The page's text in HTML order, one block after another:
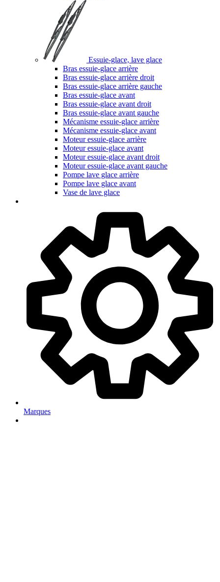
Essuie-glace, lave glace
Bras essuie-glace arrière
Bras essuie-glace arrière droit
Bras essuie-glace arrière gauche
Bras essuie-glace avant
Bras essuie-glace avant droit
Bras essuie-glace avant gauche
Mécanisme essuie-glace arrière
Mécanisme essuie-glace avant
Moteur essuie-glace arrière
Moteur essuie-glace avant
Moteur essuie-glace avant droit
Moteur essuie-glace avant gauche
Pompe lave glace arrière
Pompe lave glace avant
Vase de lave glace
Marques